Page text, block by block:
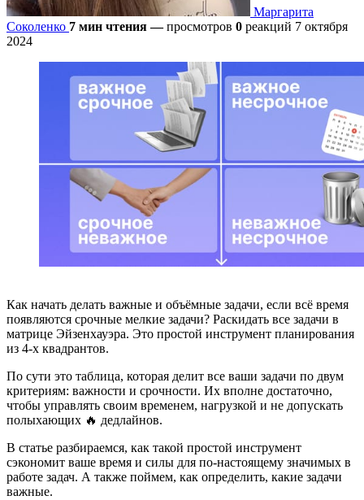
Маргарита
Соколенко 7 мин чтения —просмотров 0 реакций 7 октября
2024
Как начать делать важные и объёмные задачи, если всё время
появляются срочные мелкие задачи? Раскидать все задачи в
матрице Эйзенхауэра. Это простой инструмент планирования
из 4-х квадрантов.
По сути это таблица, которая делит все ваши задачи по двум
критериям: важности и срочности. Их вполне достаточно,
чтобы управлять своим временем, нагрузкой и не допускать
полыхающих 🔥 дедлайнов.
В статье разбираемся, как такой простой инструмент
сэкономит ваше время и силы для по-настоящему значимых в
работе задач. А также поймем, как определить, какие задачи
важные.